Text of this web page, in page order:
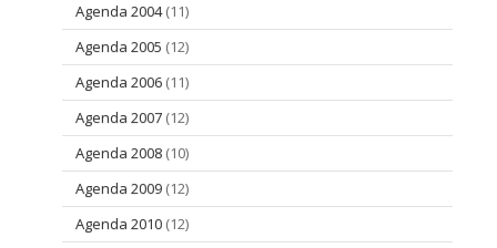
Agenda 2004(11)
Agenda 2005 (12)
Agenda 2006 (11)
Agenda 2007 (12)
Agenda 2008 (10)
Agenda 2009 (12)
Agenda 2010 (12)